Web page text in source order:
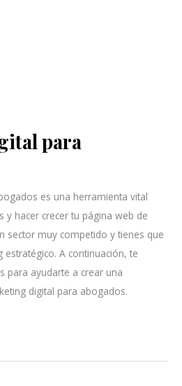
para
es una herramienta vital
y hacer crecer tu página web de
sector muy competido y tienes que
A continuación, te
para ayudarte a crear una
digital para abogados.